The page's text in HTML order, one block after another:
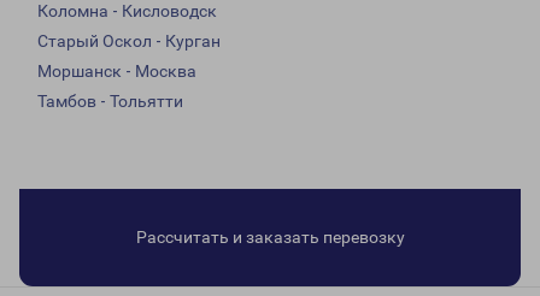
Коломна - Кисловодск
Старый Оскол - Курган
Моршанск - Москва
Тамбов - Тольятти
Рассчитать и заказать перевозку